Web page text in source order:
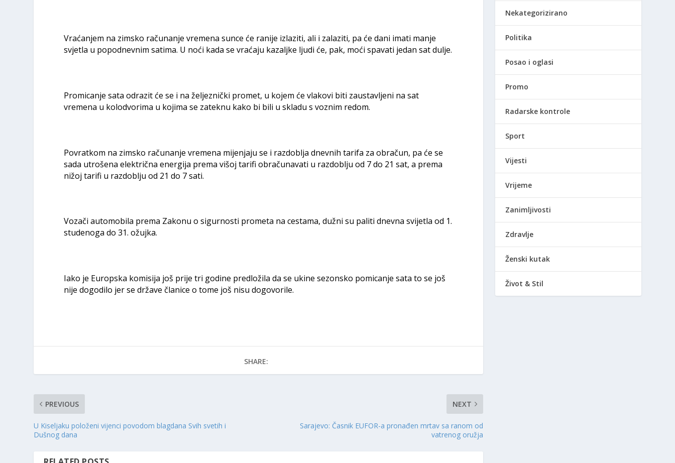
Vraćanjem na zimsko računanje vremena sunce će ranije izlaziti, ali i zalaziti, pa će dani imati manje
svjetla u popodnevnim satima. U noći kada se vraćaju kazaljke ljudi će, pak, moći spavati jedan sat dulje.
Promicanje sata odrazit će se i na željeznički promet, u kojem će vlakovi biti zaustavljeni na sat
vremena u kolodvorima u kojima se zateknu kako bi bili u skladu s voznim redom.
Povratkom na zimsko računanje vremena mijenjaju se i razdoblja dnevnih tarifa za obračun, pa će se
sada utrošena električna energija prema višoj tarifi obračunavati u razdoblju od 7 do 21 sat, a prema
nižoj tarifi u razdoblju od 21 do 7 sati.
Vozači automobila prema Zakonu o sigurnosti prometa na cestama, dužni su paliti dnevna svijetla od 1.
studenoga do 31. ožujka.
Iako je Europska komisija još prije tri godine predložila da se ukine sezonsko pomicanje sata to se još
nije dogodilo jer se države članice o tome još nisu dogovorile.
SHARE:
PREVIOUS
U Kiseljaku položeni vijenci povodom blagdana Svih svetih i
Dušnog dana
NEXT
Sarajevo: Časnik EUFOR-a pronađen mrtav sa ranom od
vatrenog oružja
Nekategorizirano
Politika
Posao i oglasi
Promo
Radarske kontrole
Sport
Vijesti
Vrijeme
Zanimljivosti
Zdravlje
Ženski kutak
Život & Stil